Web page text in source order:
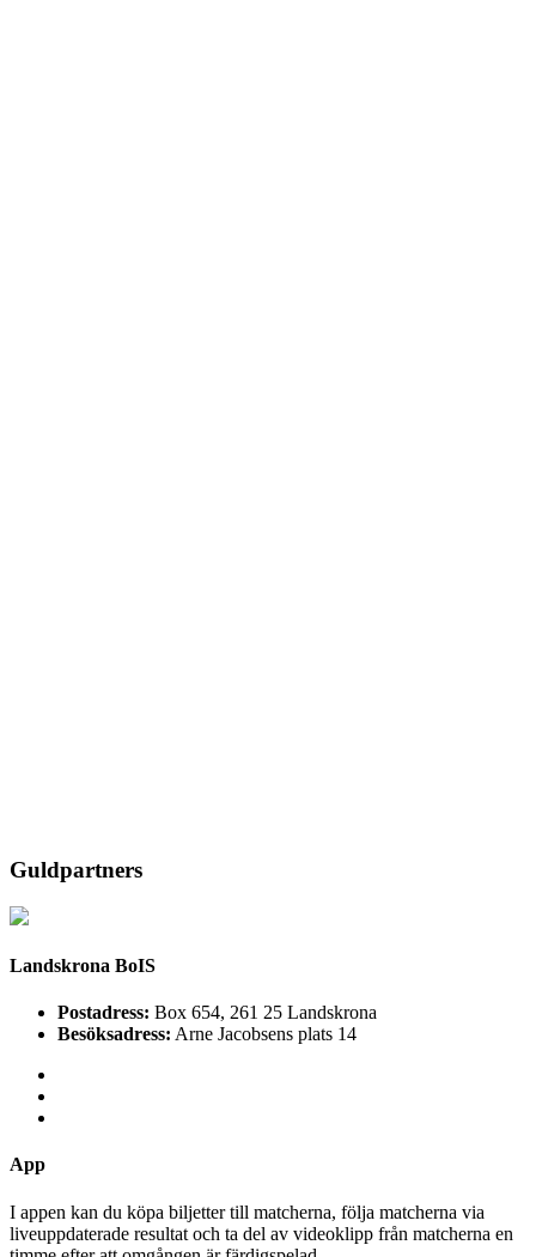
Guldpartners
Landskrona BoIS
Postadress: Box 654, 261 25 Landskrona
Besöksadress: Arne Jacobsens plats 14
App
I appen kan du köpa biljetter till matcherna, följa matcherna via
liveuppdaterade resultat och ta del av videoklipp från matcherna en